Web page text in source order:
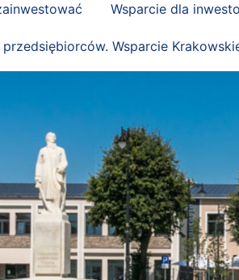
Wsparcie dla
Wsparcie